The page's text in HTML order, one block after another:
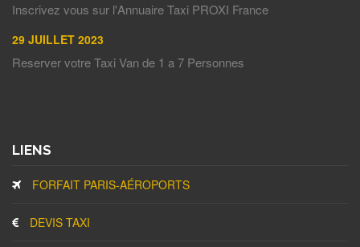
Inscrivez vous sur l'Annuaire Taxi PROXI France
29 JUILLET 2023
Reserver votre Taxi Van de 1 a 7 Personnes
LIENS
FORFAIT PARIS-AÉROPORTS
DEVIS TAXI